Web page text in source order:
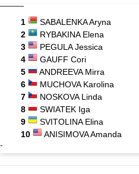
1 SABALENKA Aryna
2
RYBAKINA Elena
3
PEGULA Jessica
4
GAUFF Cori
5
ANDREEVA Mirra
6
MUCHOVA Karolina
7
NOSKOVA Linda
8
SWIATEK Iga
9
SVITOLINA Elina
10
ANISIMOVA Amanda
-